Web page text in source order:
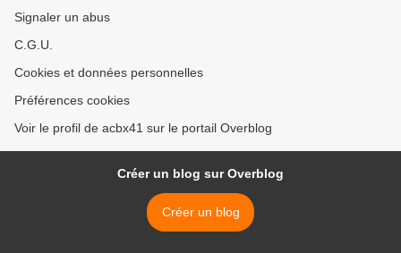
Signaler un abus
C.G.U.
Cookies et données personnelles
Préférences cookies
Voir le profil de acbx41 sur le portail Overblog
Créer un blog sur Overblog
Créer un blog